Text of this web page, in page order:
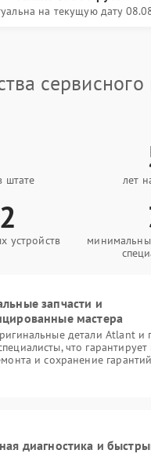
на текущую дату
сервисного
штате лет
устройств
запчасти и
мастера
детали Atlant
что
и сохранение
диагностика и